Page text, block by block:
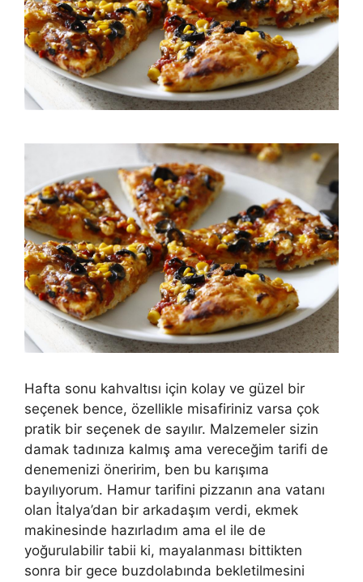
Hafta sonu kahvaltısı için kolay ve güzel bir
seçenek bence, özellikle misafiriniz varsa çok
pratik bir seçenek de sayılır. Malzemeler sizin
damak tadınıza kalmış ama vereceğim tarifi de
denemenizi öneririm, ben bu karışıma
bayılıyorum. Hamur tarifini pizzanın ana vatanı
olan İtalya’dan bir arkadaşım verdi, ekmek
makinesinde hazırladım ama el ile de
yoğurulabilir tabii ki, mayalanması bittikten
sonra bir gece buzdolabında bekletilmesini